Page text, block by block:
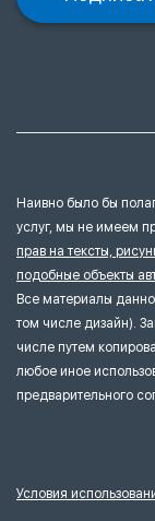
Наивно было бы
услуг, мы не имеем
прав на тексты,
подобные объекты
Все материалы
том числе дизайн).
числе путем
любое иное
предварительного
Условия